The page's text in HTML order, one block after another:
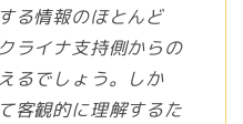
る情報のほとんど
ライナ支持側からの
るでしょう。しか
客観的に理解するた